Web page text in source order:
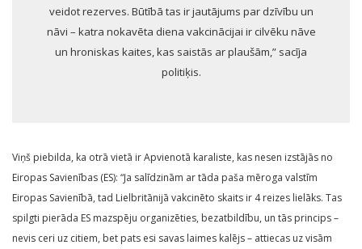
veidot rezerves. Būtībā tas ir jautājums par dzīvību un
nāvi – katra nokavēta diena vakcinācijai ir cilvēku nāve
un hroniskas kaites, kas saistās ar plaušām,” sacīja
politiķis.
Viņš piebilda, ka otrā vietā ir Apvienotā karaliste, kas nesen izstājās no
Eiropas Savienības (ES): “Ja salīdzinām ar tāda paša mēroga valstīm
Eiropas Savienībā, tad Lielbritānijā vakcinēto skaits ir 4 reizes lielāks. Tas
spilgti pierāda ES mazspēju organizēties, bezatbildību, un tās princips –
nevis ceri uz citiem, bet pats esi savas laimes kalējs – attiecas uz visām